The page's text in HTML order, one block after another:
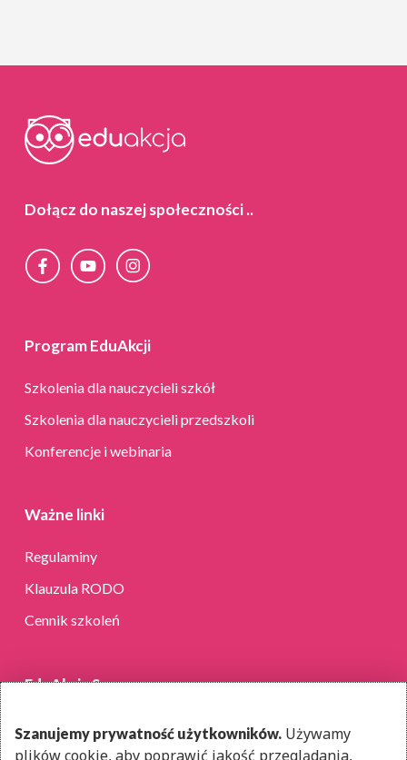
Dołącz do naszej społeczności..
Program EduAkcji
Szkolenia dla nauczycieli szkół
Szkolenia dla nauczycieli przedszkoli
Konferencje i webinaria
Ważne linki
Regulaminy
Klauzula RODO
Cennik szkoleń
EduAkcja Sp. z o.o.
ul. Dantego 1B lok. 36
01-914 Warszawa
Szanujemy prywatność użytkowników. Używamy
plików cookie, aby poprawić jakość przeglądania,